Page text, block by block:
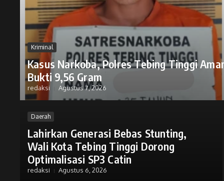
Kriminal
Kasus Narkoba, Polres Tebing Tinggi
Bukti 9,56 Gram
redaksi Agustus 7, 2026
Daerah
Lahirkan Generasi Bebas Stunting,
Wali Kota Tebing Tinggi Dorong
Optimalisasi SP3 Catin
redaksi Agustus 6, 2026